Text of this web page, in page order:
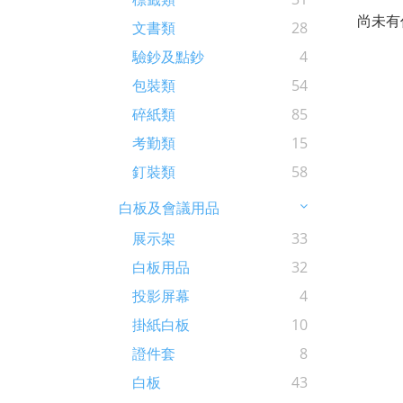
文書類
28
驗鈔及點鈔
4
包裝類
54
碎紙類
85
考勤類
15
釘裝類
58
白板及會議用品
展示架
33
白板用品
32
投影屏幕
4
掛紙白板
10
證件套
8
白板
43
尚未